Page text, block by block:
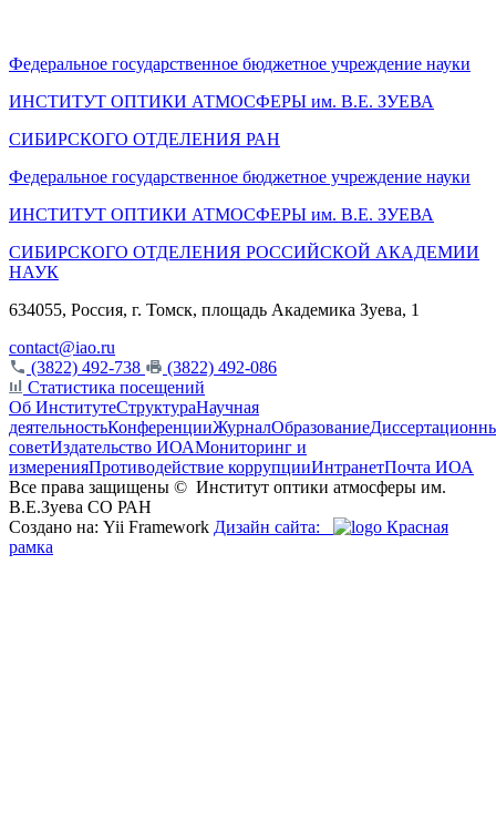
Федеральное государственное бюджетное учреждение науки
ИНСТИТУТ ОПТИКИ АТМОСФЕРЫ им. В.Е. ЗУЕВА
СИБИРСКОГО ОТДЕЛЕНИЯ РАН
Федеральное государственное бюджетное учреждение науки
ИНСТИТУТ ОПТИКИ АТМОСФЕРЫ им. В.Е. ЗУЕВА
СИБИРСКОГО ОТДЕЛЕНИЯ РОССИЙСКОЙ АКАДЕМИИ
НАУК
634055, Россия, г. Томск, площадь Академика Зуева, 1
contact@iao.ru
(3822) 492-738
(3822) 492-086
Статистика посещений
Об ИнститутеСтруктураНаучная
деятельностьКонференцииЖурналОбразование
советИздательство ИОАМониторинг и
измеренияПротиводействие коррупцииИнтранетПочта ИОА
Все права защищены © Институт оптики атмосферы им.
В.Е.Зуева СО РАН
Создано на: Yii Framework Дизайн сайта:
Красная
рамка